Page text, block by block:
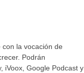
la vocación de
Podrán
iVoox, Google Podcast y